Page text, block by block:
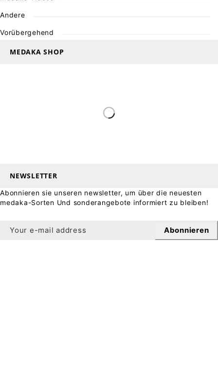
Andere
Vorübergehend
MEDAKA SHOP
NEWSLETTER
Abonnieren sie unseren newsletter, um über die neuesten
medaka-Sorten Und sonderangebote informiert zu bleiben!
Abonnieren